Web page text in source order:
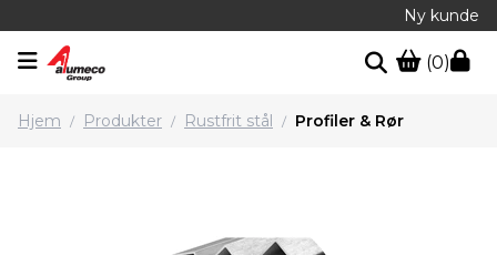
Ny kunde
(0)
Hjem / Produkter / Rustfrit stål / Profiler & Rør